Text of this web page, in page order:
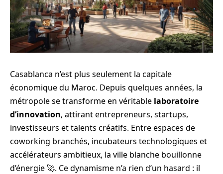
Casablanca n’est plus seulement la capitale
économique du Maroc. Depuis quelques années, la
métropole se transforme en véritable laboratoire
d’innovation, attirant entrepreneurs, startups,
investisseurs et talents créatifs. Entre espaces de
coworking branchés, incubateurs technologiques et
accélérateurs ambitieux, la ville blanche bouillonne
d’énergie 🚀. Ce dynamisme n’a rien d’un hasard : il